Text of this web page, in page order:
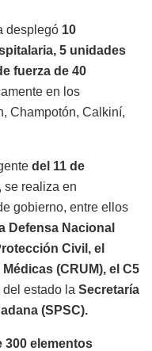
desplegó 10
5 unidades
fuerza de 40
en los
Champotón, Calkiní,
del 11 de
, se realiza en
gobierno, entre ellos
Defensa Nacional
Civil, el
(CRUM), el C5
del estado la Secretaría
(SPSC).
300 elementos